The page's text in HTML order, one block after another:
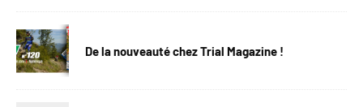
De la nouveauté chez Trial Magazine !